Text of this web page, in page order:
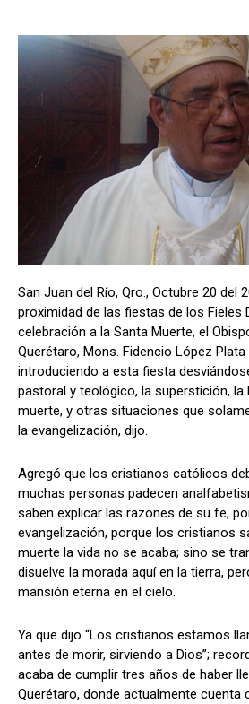
San Juan del Río, Qro., Octubre 20 del
proximidad de las fiestas de los Fieles
celebración a la Santa Muerte, el
Querétaro, Mons. Fidencio López
introduciendo a esta fiesta
pastoral y teológico, la superstición, la
muerte, y otras situaciones que
la evangelización, dijo.
Agregó que los cristianos católicos
muchas personas padecen
saben explicar las razones de su fe,
evangelización, porque los cristianos
muerte la vida no se acaba; sino se
disuelve la morada aquí en la tierra,
mansión eterna en el cielo.
Ya que dijo “Los cristianos estamos
antes de morir, sirviendo a Dios”;
acaba de cumplir tres años de haber
Querétaro, donde actualmente cuenta